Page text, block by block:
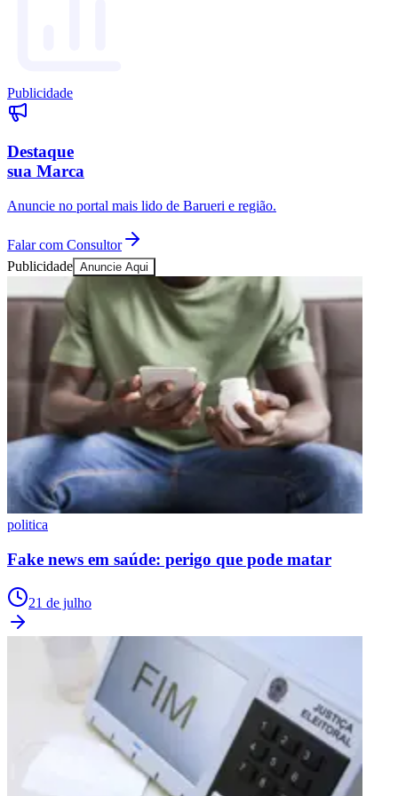
Publicidade
Destaque
sua Marca
Anuncie no portal mais lido de Barueri e região.
Falar com Consultor
Publicidade Anuncie Aqui
politica
Fake news em saúde: perigo que pode matar
21 de julho